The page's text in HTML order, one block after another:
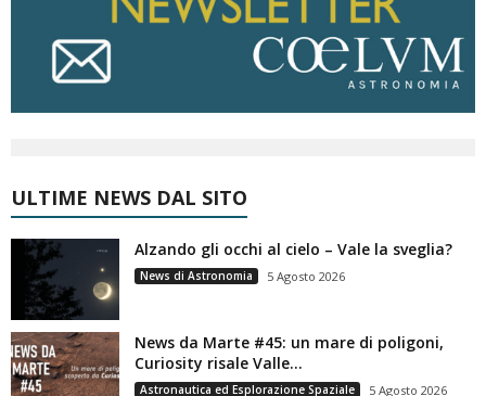
ULTIME NEWS DAL SITO
Alzando gli occhi al cielo – Vale la sveglia?
News di Astronomia 5 Agosto 2026
News da Marte #45: un mare di poligoni,
Curiosity risale Valle...
Astronautica ed Esplorazione Spaziale 5 Agosto 2026